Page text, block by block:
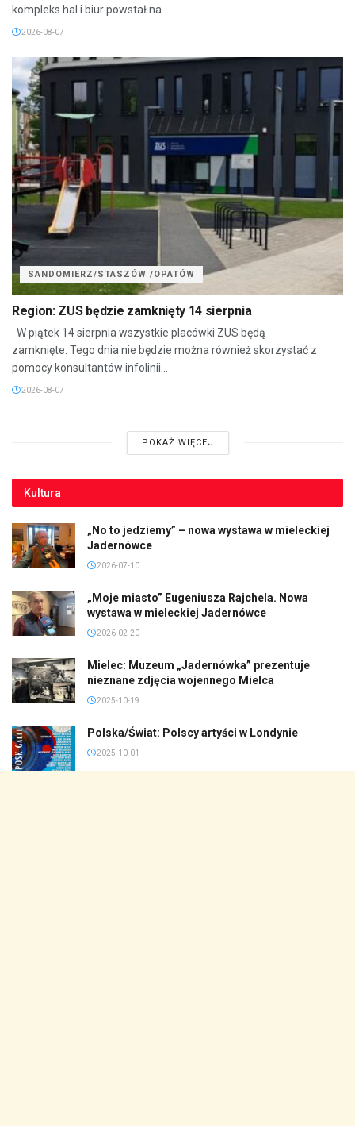
kompleks hal i biur powstał na...
2026-08-07
SANDOMIERZ/STASZÓW /OPATÓW
Region: ZUS będzie zamknięty 14 sierpnia
W piątek 14 sierpnia wszystkie placówki ZUS będą
zamknięte. Tego dnia nie będzie można również skorzystać z
pomocy konsultantów infolinii...
2026-08-07
POKAŻ WIĘCEJ
Kultura
„No to jedziemy” – nowa wystawa w mieleckiej
Jadernówce
2026-07-10
„Moje miasto” Eugeniusza Rajchela. Nowa
wystawa w mieleckiej Jadernówce
2026-02-20
Mielec: Muzeum „Jadernówka” prezentuje
nieznane zdjęcia wojennego Mielca
2025-10-19
Polska/Świat: Polscy artyści w Londynie
2025-10-01